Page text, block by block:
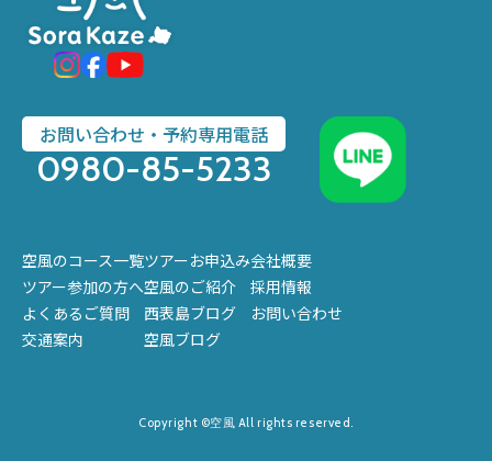
お問い合わせ・予約専用電話
0980-85-5233
空風のコース一覧
ツアー参加の方へ
よくあるご質問
交通案内
ツアーお申込み
空風のご紹介
西表島ブログ
空風ブログ
会社概要
採用情報
お問い合わせ
Copyright ©空風 All rights reserved.